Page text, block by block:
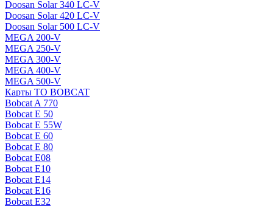
Doosan Solar 340 LC-V
Doosan Solar 420 LC-V
Doosan Solar 500 LC-V
MEGA 200-V
MEGA 250-V
MEGA 300-V
MEGA 400-V
MEGA 500-V
Карты ТО BOBCAT
Bobcat A 770
Bobcat E 50
Bobcat E 55W
Bobcat E 60
Bobcat E 80
Bobcat E08
Bobcat E10
Bobcat E14
Bobcat E16
Bobcat E32